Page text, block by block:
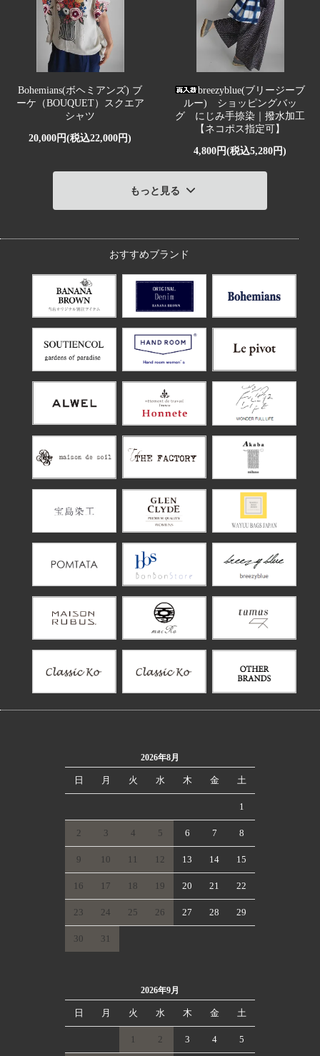
Bohemians(ボヘミアンズ) ブ
ーケ（BOUQUET）スクエア
シャツ
20,000円(税込22,000円)
breezyblue(ブリージーブ
ルー) ショッピングバッ
グ にじみ手捺染｜撥水加工
【ネコポス指定可】
4,800円(税込5,280円)
もっと見る
おすすめブランド
2026年8月
日 月 火 水 木 金 土
1
2 3 4 5 6 7 8
9 10 11 12 13 14 15
16 17 18 19 20 21 22
23 24 25 26 27 28 29
30 31
2026年9月
日 月 火 水 木 金 土
1 2 3 4 5